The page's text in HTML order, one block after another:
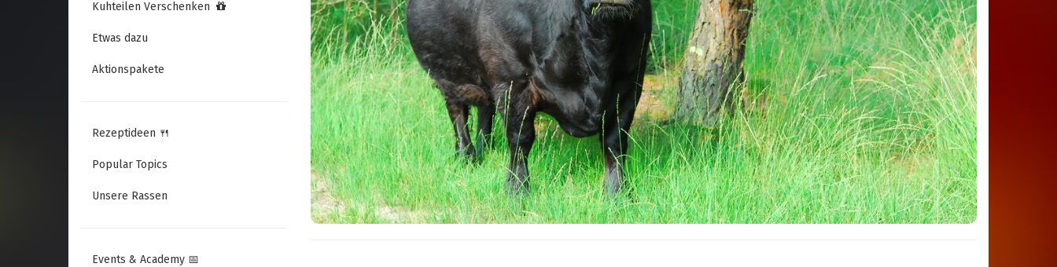
Kuhteilen Verschenken
Etwas dazu
Aktionspakete
Rezeptideen 🍴
Popular Topics
Unsere Rassen
Events & Academy 📅